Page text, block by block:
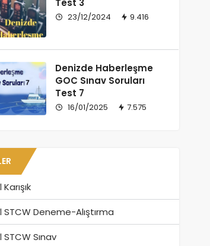
Test 3
23/12/2024 9.416
Denizde Haberleşme
GOC Sınav Soruları
Test 7
16/01/2025 7.575
Deneme-Alıştırma
Sınav